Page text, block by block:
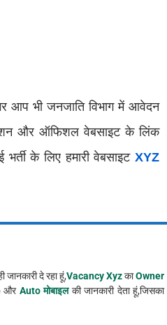
आप भी जनजाति विभाग में आवेदन
और ऑफिशल वेबसाइट के लिंक
के लिए हमारी वेबसाइट XYZ
दे रहा हूं,Vacancy XyzकाOwner
और Auto मोबाइलकी जानकारी देता हूं,जिसका